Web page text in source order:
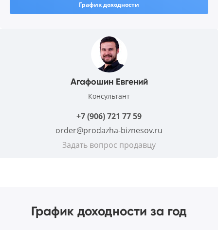
График доходности
Агафошин Евгений
Консультант
+7 (906) 721 77 59
order@prodazha-biznesov.ru
Задать вопрос продавцу
График доходности за год